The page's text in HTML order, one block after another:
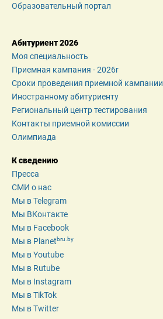
Образовательный портал
Абитуриент 2026
Моя специальность
Приемная кампания - 2026r
Сроки проведения приемной кампании
Иностранному абитуриенту
Региональный центр тестирования
Контакты приемной комиссии
Олимпиада
К сведению
Пресса
СМИ о нас
Мы в Telegram
Мы ВКонтакте
Мы в Facebook
Мы в Planetbru.by
Мы в Youtube
Мы в Rutube
Мы в Instagram
Мы в TikTok
Мы в Twitter